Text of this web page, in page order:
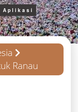
Aplikasi
Ranau